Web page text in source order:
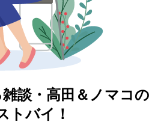
雑談・高田＆ノマコの
トバイ！